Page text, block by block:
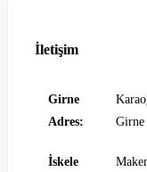
İletişim
Girne
Adres:
İskele